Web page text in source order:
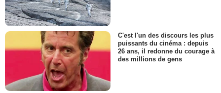
C'est l'un des discours les plus
puissants du cinéma : depuis
26 ans, il redonne du courage à
des millions de gens